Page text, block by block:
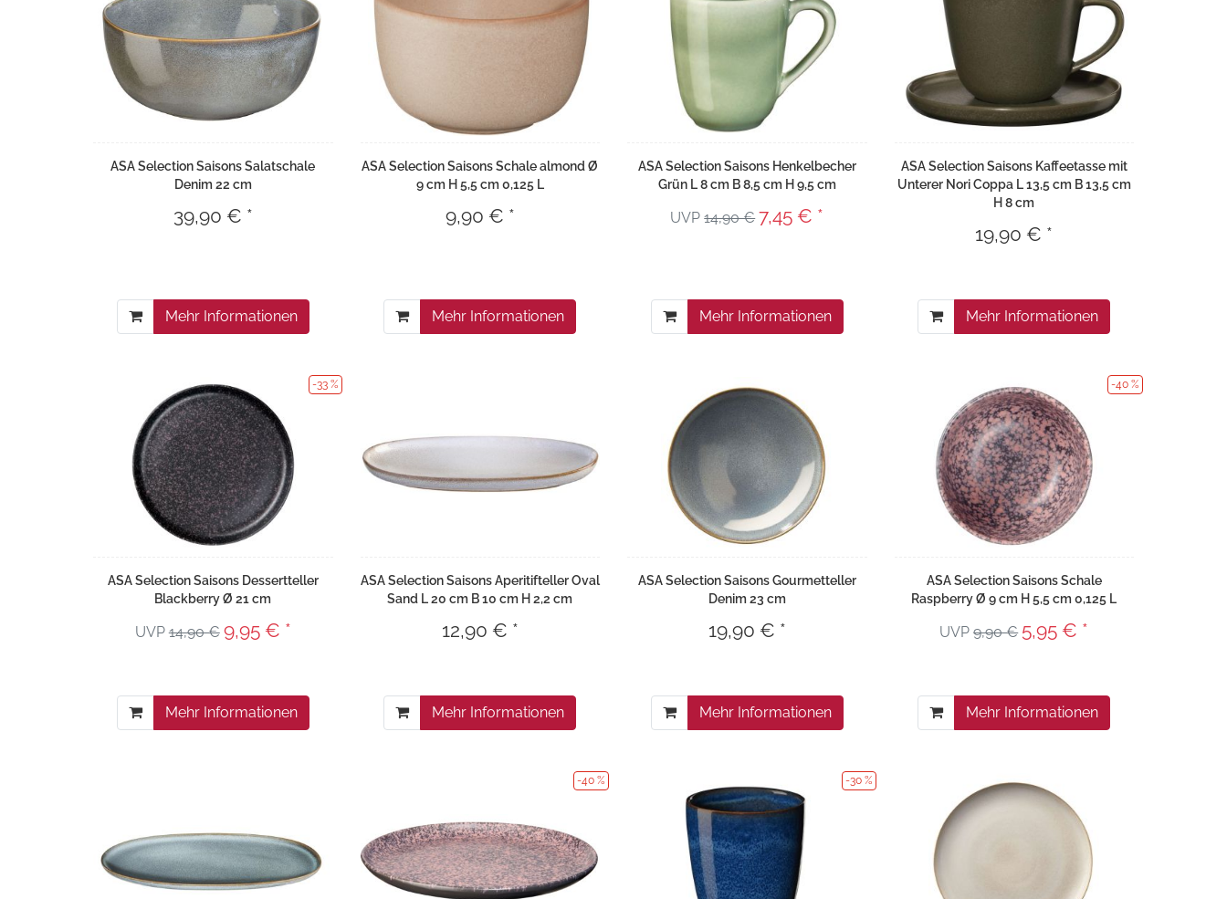
ASA Selection Saisons Salatschale
Denim 22 cm
39,90 € *
Mehr Informationen
ASA Selection Saisons Schale almond Ø
9 cm H 5,5 cm 0,125 L
9,90 € *
Mehr Informationen
ASA Selection Saisons Henkelbecher
Grün L 8 cm B 8,5 cm H 9,5 cm
UVP14,90 € 7,45 € *
Mehr Informationen
ASA Selection Saisons Kaffeetasse mit
Unterer Nori Coppa L 13,5 cm B 13,5 cm
H 8 cm
19,90 € *
Mehr Informationen
-33 %
ASA Selection Saisons Dessertteller
Blackberry Ø 21 cm
UVP14,90 € 9,95 € *
Mehr Informationen
ASA Selection Saisons Aperitifteller Oval
Sand L 20 cm B 10 cm H 2,2 cm
12,90 € *
Mehr Informationen
ASA Selection Saisons Gourmetteller
Denim 23 cm
19,90 € *
Mehr Informationen
-40 %
ASA Selection Saisons Schale
Raspberry Ø 9 cm H 5,5 cm 0,125 L
UVP9,90 € 5,95 € *
Mehr Informationen
-40 % -30 %